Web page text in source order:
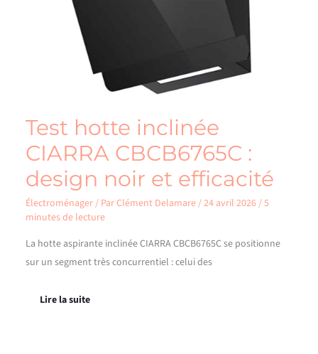
Test hotte inclinée
CIARRA CBCB6765C :
design noir et efficacité
Électroménager/ ParClément Delamare/24 avril 2026/5
minutes de lecture
La hotte aspirante inclinée CIARRA CBCB6765C se positionne
sur un segment très concurrentiel : celui des
Lire la suite